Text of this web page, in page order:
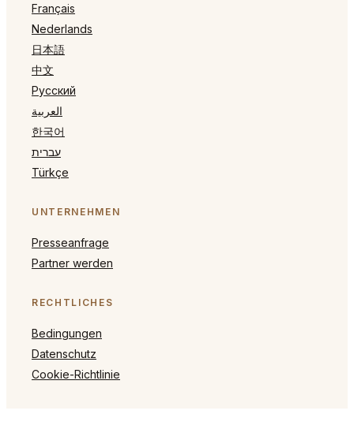
Français
Nederlands
日本語
中文
Русский
العربية
한국어
עברית
Türkçe
UNTERNEHMEN
Presseanfrage
Partner werden
RECHTLICHES
Bedingungen
Datenschutz
Cookie-Richtlinie